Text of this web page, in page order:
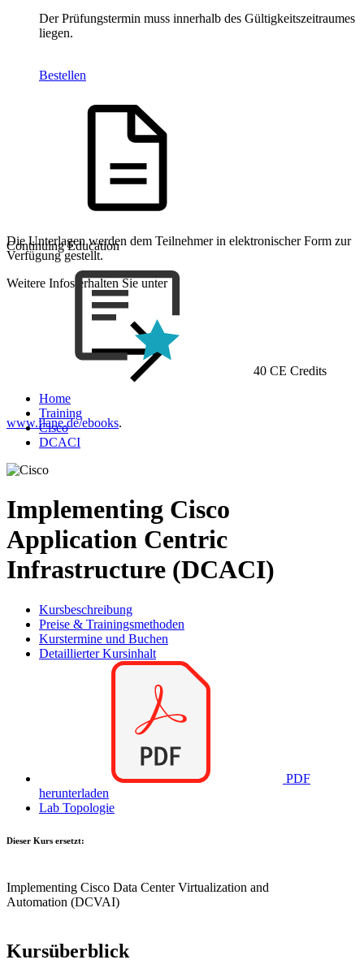
Der Prüfungstermin muss innerhalb des Gültigkeitszeitraumes
liegen.
Bestellen
Die Unterlagen werden dem Teilnehmer in elektronischer Form zur
Verfügung gestellt.
Weitere Infos erhalten Sie unter
www.flane.de/ebooks.
Continuing Education
40 CE Credits
Home
Training
Cisco
DCACI
Implementing Cisco
Application Centric
Infrastructure (DCACI)
Kursbeschreibung
Preise & Trainingsmethoden
Kurstermine und Buchen
Detaillierter Kursinhalt
PDF
herunterladen
Lab Topologie
Dieser Kurs ersetzt:
Implementing Cisco Data Center Virtualization and
Automation (DCVAI)
Kursüberblick